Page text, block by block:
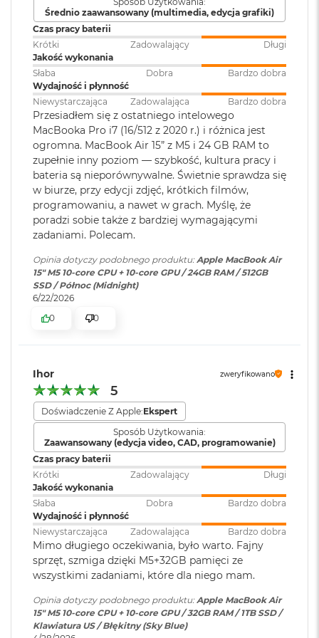
M
a
c
B
o
k
A
i
r
5
1
2
G
B
M
c
B
o
o
k
1
M
a
c
o
o
k
A
i
r
2
T
B
M
c
B
o
Akceleratory Neural Accelerator
Sprzętowa akceleracja ray tracingu
153 GB/s przepustowości pamięci
Silnik multimedialny
Sprzętowa akceleracja obsługi H.264, HEVC, ProRes i ProRes RAW
Silnik dekodowania wideo
Silnik kodowania wideo
Silnik kodujący i dekodujący format ProRes
Dekoder AV1
Ładowanie i rozbudowa
Dwa porty Thunderbolt 4 (USB-C) obsługujące:
Ładowanie
DisplayPort
Thunderbolt 4 (do 40 Gb/s)
USB 4 (do 40 Gb/s)
Obsługa wyświetlaczy
Obsługa maksymalnie dwóch wyświetlaczy zewnętrznych:
Dwa wyświetlacze o natywnej rozdzielczości do 6K przy 60
klawiatura:
Touch ID:
Obsługa
wyświetlaczy :
Obsługa maks. dwóch
wyświetlaczy zewnętrznych do
6K przy 60 Hz lub jednego
wyświetlacza do 8K przy 60 Hz.
Odtwarzanie wideo: Obsługiwane formaty: m.in.
HEVC, H.264, AV1 i ProRes; HDR z
Dolby Vision, HDR10 i HLG
Odtwarzanie
dźwięku:
Obsługiwane formaty: m.in.
AAC, MP3,
system operacyjny
Wersja systemu
macOS Sequoia lub nowszy
Dołączone
oprogramowanie:
Wbudowane aplikacje systemu
macOS
Dodatkowe
informacje:
Klawiatura z Touch ID, Gładzik
Force Touch wyczuwający siłę
nacisku, Czujnik światła
otoczenia
Układ klawiatury: ANSI - Angielski US
Średnio zaawansowany (multimedia, edycja grafiki)
Czas pracy baterii
Krótki
Zadowalający
Długi
Jakość wykonania
Słaba
Dobra
Bardzo dobra
Wydajność i płynność
Niewystarczająca
Zadowalająca Bardzo dobra
Przesiadłem się z ostatniego intelowego
MacBooka Pro i7 (16/512 z 2020 r.) i różnica jest
ogromna. MacBook Air 15” z M5 i 24 GB RAM to
zupełnie inny poziom — szybkość, kultura pracy i
bateria są nieporównywalne. Świetnie sprawdza się
w biurze, przy edycji zdjęć, krótkich filmów,
programowaniu, a nawet w grach. Myślę, że
poradzi sobie także z bardziej wymagającymi
zadaniami. Polecam.
Opinia dotyczy podobnego produktu:Apple MacBook Air
15" M5 10‑core CPU + 10‑core GPU / 24GB RAM / 512GB
SSD / Północ (Midnight)
6/22/2026
0
0
Ihor zweryfikowano
5
Doświadczenie Z Apple:Ekspert
Sposób Użytkowania:
Zaawansowany (edycja video, CAD, programowanie)
Czas pracy baterii
Krótki
Zadowalający
Długi
Jakość wykonania
Słaba
Dobra
Bardzo dobra
Wydajność i płynność
Niewystarczająca
Zadowalająca Bardzo dobra
Mimo długiego oczekiwania, było warto. Fajny
sprzęt, szmiga dzięki M5+32GB pamięci ze
wszystkimi zadaniami, które dla niego mam.
Opinia dotyczy podobnego produktu:Apple MacBook Air
15" M5 10‑core CPU + 10‑core GPU / 32GB RAM / 1TB SSD /
Klawiatura US / Błękitny (Sky Blue)